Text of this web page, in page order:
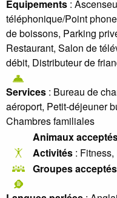
Equipements :
téléphonique/Point
de boissons, Parking
Restaurant, Salon de
débit, Distributeur de
Services : Bureau de
aéroport, Petit-déjeuner
Chambres familiales
Animaux
Activités :
Groupes acceptés